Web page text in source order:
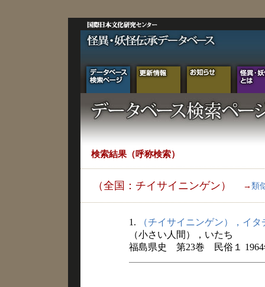
検索結果（呼称検索）
（全国：チイサイニンゲン） → 類
1.
（チイサイニンゲン），イタ
（小さい人間），いたち
福島県史 第23巻 民俗１ 1964